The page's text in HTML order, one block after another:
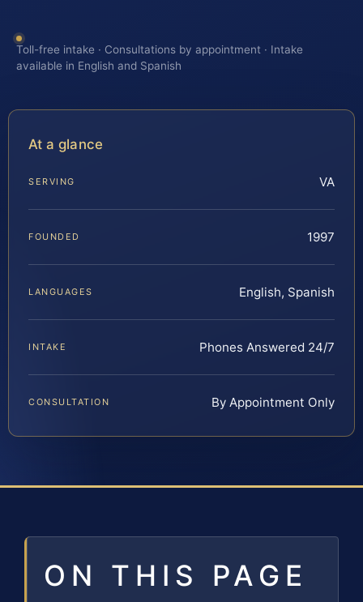
Toll-free intake · Consultations by appointment · Intake
available in English and Spanish
At a glance
SERVING VA
FOUNDED 1997
LANGUAGES English, Spanish
INTAKE Phones Answered 24/7
CONSULTATION By Appointment Only
ON THIS PAGE